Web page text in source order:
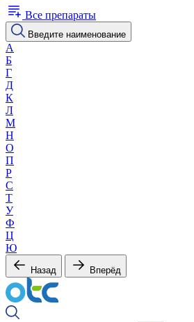
Все препараты
Введите наименование
А
Б
Г
Д
К
Л
М
Н
О
П
Р
С
Т
У
Ф
Ц
Ю
Назад Вперёд